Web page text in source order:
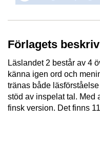
Förlagets
Läslandet 2 består av 4
känna igen ord och
tränas både
stöd av inspelat tal. Med
finsk version. Det finns